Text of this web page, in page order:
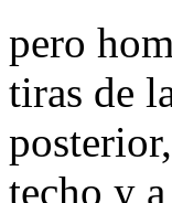
pero
tiras de
techo y